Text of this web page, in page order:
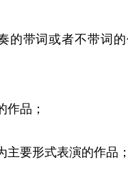
的带词或者不带词
品；
要形式表演的作品；